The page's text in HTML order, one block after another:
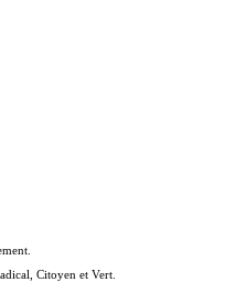
Citoyen et Vert.